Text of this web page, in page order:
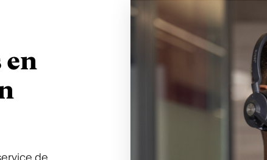
en